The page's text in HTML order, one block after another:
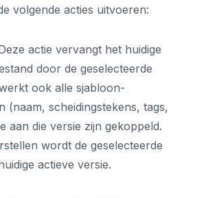
volgende acties uitvoeren:
actie vervangt het huidige
door de geselecteerde
ook alle sjabloon-
(naam, scheidingstekens, tags,
aan die versie zijn gekoppeld.
wordt de geselecteerde
actieve versie.